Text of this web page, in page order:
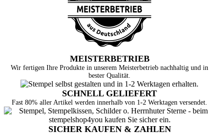
MEISTERBETRIEB
Wir fertigen Ihre Produkte in unserem Meisterbetrieb nachhaltig und in
bester Qualität.
SCHNELL GELIEFERT
Fast 80% aller Artikel werden innerhalb von 1-2 Werktagen versendet.
SICHER KAUFEN & ZAHLEN